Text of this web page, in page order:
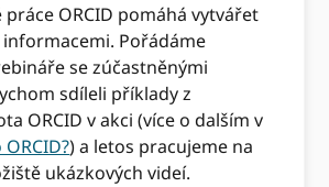
ORCID pomáhá vytvářet
Pořádáme
se zúčastněnými
sdíleli příklady z
ORCID v akci (více o dalším v
) a letos pracujeme na
ukázkových videí.